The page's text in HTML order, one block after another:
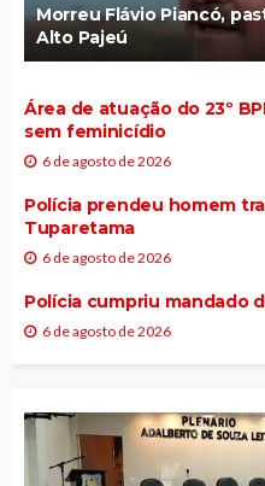
Morreu Flávio Piancó,
Alto Pajeú
Área de atuação do 23º
sem feminicídio
6 de agosto de 2026
Polícia prendeu homem
Tuparetama
6 de agosto de 2026
Polícia cumpriu mandado
6 de agosto de 2026